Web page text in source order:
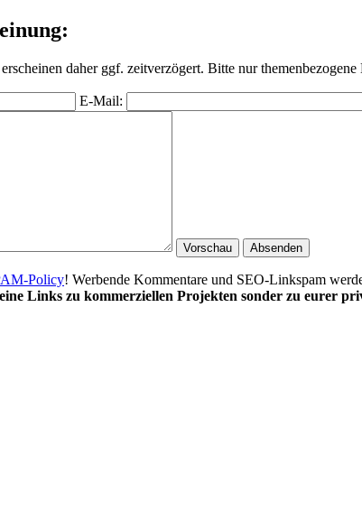
daher ggf. zeitverzögert. Bitte nur
E-Mail:
Policy! Werbende Kommentare und SEO-Linkspam
Links zu kommerziellen Projekten sonder zu eurer